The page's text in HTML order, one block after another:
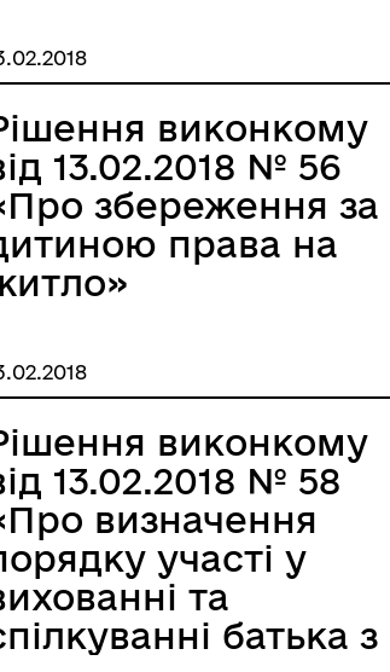
виконкому
13.02.2018 № 56
збереження за
права на
виконкому
13.02.2018 № 58
визначення
участі у
та
батька з